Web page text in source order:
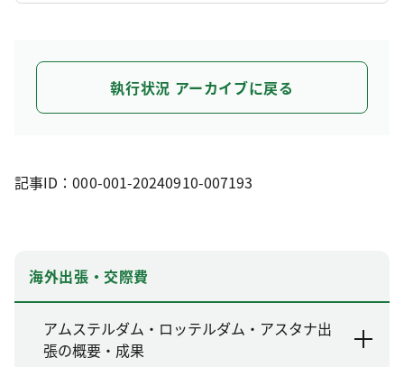
執行状況 アーカイブに戻る
記事ID：000-001-20240910-007193
海外出張・交際費
アムステルダム・ロッテルダム・アスタナ出
張の概要・成果